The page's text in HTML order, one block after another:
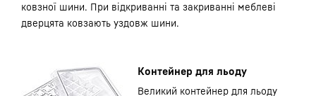
ковзної шини. При відкриванні та закриванні меблеві
дверцята ковзають уздовж шини.
Контейнер для льоду
Великий контейнер для льоду